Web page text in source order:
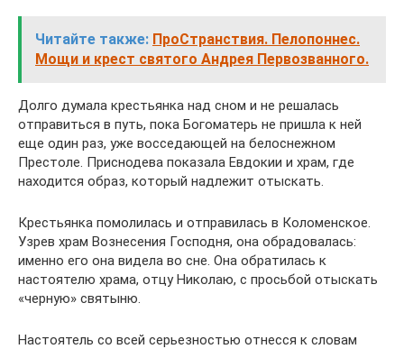
Читайте также: ПроСтранствия. Пелопоннес.
Мощи и крест святого Андрея Первозванного.
Долго думала крестьянка над сном и не решалась
отправиться в путь, пока Богоматерь не пришла к ней
еще один раз, уже восседающей на белоснежном
Престоле. Приснодева показала Евдокии и храм, где
находится образ, который надлежит отыскать.
Крестьянка помолилась и отправилась в Коломенское.
Узрев храм Вознесения Господня, она обрадовалась:
именно его она видела во сне. Она обратилась к
настоятелю храма, отцу Николаю, с просьбой отыскать
«черную» святыню.
Настоятель со всей серьезностью отнесся к словам